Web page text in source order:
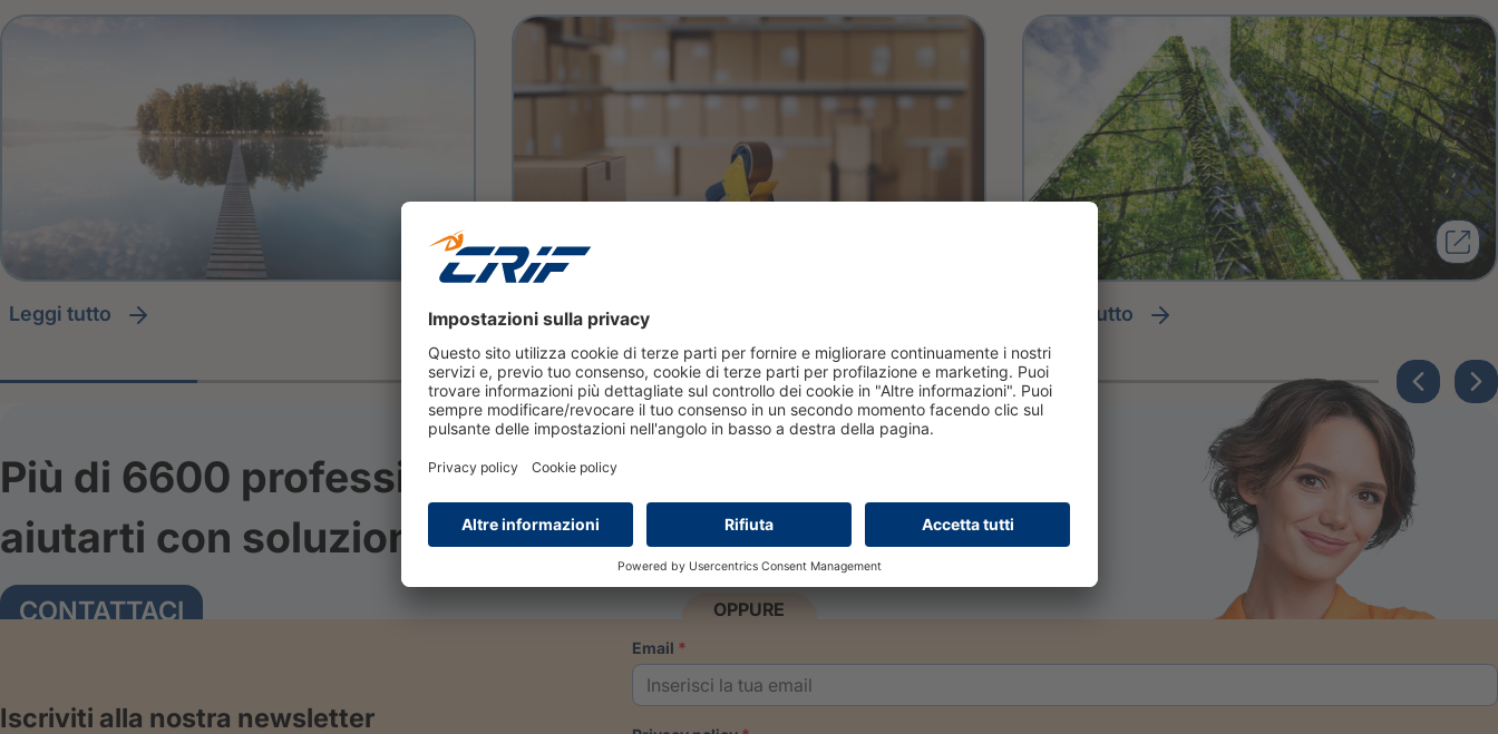
leggi tutto leggi tutto leggi tutto
Più di 6600 professionisti sono sempre pronti ad
aiutarti con soluzioni e servizi CRIF
CONTATTACI OPPURE
Iscriviti alla nostra newsletter
email